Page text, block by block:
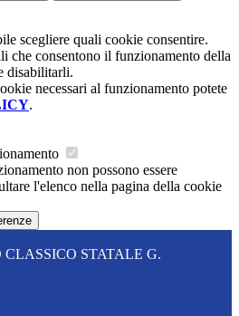
scegliere quali cookie consentire.
che consentono il funzionamento della
disabilitarli.
necessari al funzionamento potete
.
non possono essere
l'elenco nella pagina della cookie
CLASSICO STATALE G.